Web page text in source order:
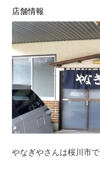
店舗情報
やなぎやさんは桜川市